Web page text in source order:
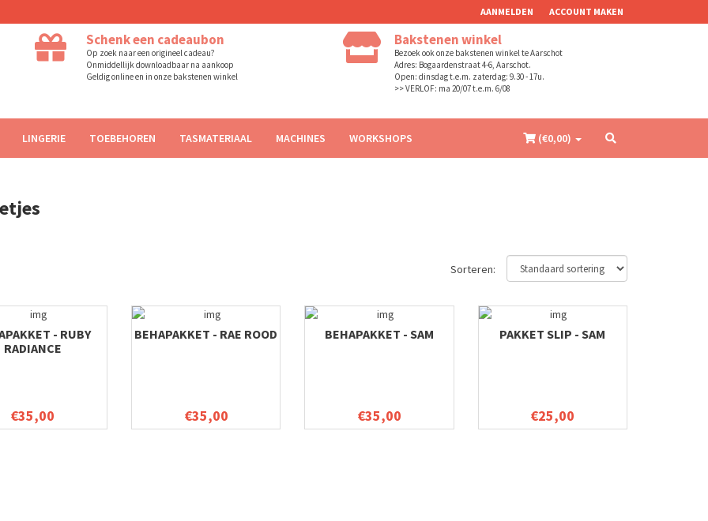
AANMELDEN ACCOUNT MAKEN
Schenk een cadeaubon
Op zoek naar een origineel cadeau?
Onmiddellijk downloadbaar na aankoop
Geldig online en in onze bakstenen winkel
Bakstenen winkel
Bezoek ook onze bakstenen winkel te Aarschot
Adres: Bogaardenstraat 4-6, Aarschot.
Open: dinsdag t.e.m. zaterdag: 9.30 - 17u.
>> VERLOF: ma 20/07 t.e.m. 6/08
LINGERIE TOEBEHOREN TASMATERIAAL MACHINES WORKSHOPS (€0,00)
Sorteren:
- RUBY
RADIANCE
€35,00
BEHAPAKKET - RAE ROOD
€35,00
BEHAPAKKET - SAM
€35,00
PAKKET SLIP - SAM
€25,00